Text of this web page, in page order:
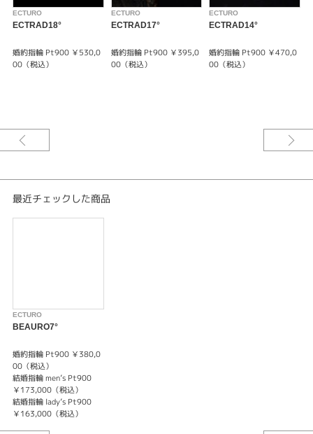
レディース
紹介文
完璧なふたりの愛と 永遠に輝く未来
ECTURO
ECTRAD18°
婚約指輪 Pt900 ￥530,0
00（税込）
ECTURO
ECTRAD17°
婚約指輪 Pt900 ￥395,0
00（税込）
ECTURO
ECTRAD14°
婚約指輪 Pt900 ￥470,0
00（税込）
最近チェックした商品
ECTURO
BEAURO7°
婚約指輪 Pt900 ￥380,0
00（税込）
結婚指輪 men’s Pt900
￥173,000（税込）
結婚指輪 lady’s Pt900
￥163,000（税込）